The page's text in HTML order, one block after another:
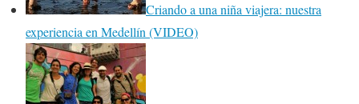
Criando a una niña viajera: nuestra
experiencia en Medellín (VIDEO)